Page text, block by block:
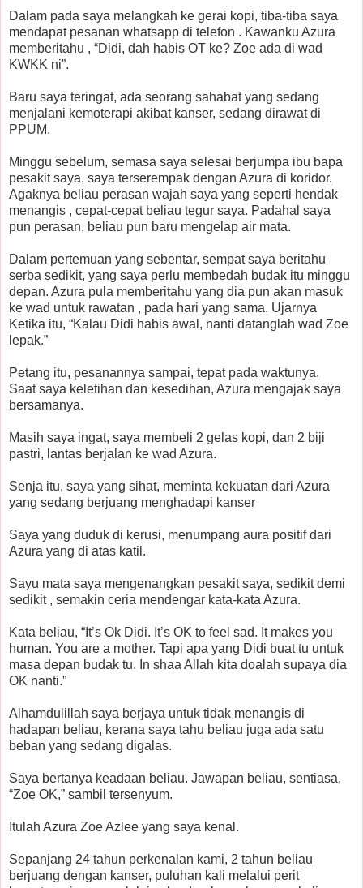
Dalam pada saya melangkah ke gerai kopi, tiba-tiba saya
mendapat pesanan whatsapp di telefon . Kawanku Azura
memberitahu , “Didi, dah habis OT ke? Zoe ada di wad
KWKK ni”.
Baru saya teringat, ada seorang sahabat yang sedang
menjalani kemoterapi akibat kanser, sedang dirawat di
PPUM.
Minggu sebelum, semasa saya selesai berjumpa ibu bapa
pesakit saya, saya terserempak dengan Azura di koridor.
Agaknya beliau perasan wajah saya yang seperti hendak
menangis , cepat-cepat beliau tegur saya. Padahal saya
pun perasan, beliau pun baru mengelap air mata.
Dalam pertemuan yang sebentar, sempat saya beritahu
serba sedikit, yang saya perlu membedah budak itu minggu
depan. Azura pula memberitahu yang dia pun akan masuk
ke wad untuk rawatan , pada hari yang sama. Ujarnya
Ketika itu, “Kalau Didi habis awal, nanti datanglah wad Zoe
lepak.”
Petang itu, pesanannya sampai, tepat pada waktunya.
Saat saya keletihan dan kesedihan, Azura mengajak saya
bersamanya.
Masih saya ingat, saya membeli 2 gelas kopi, dan 2 biji
pastri, lantas berjalan ke wad Azura.
Senja itu, saya yang sihat, meminta kekuatan dari Azura
yang sedang berjuang menghadapi kanser
Saya yang duduk di kerusi, menumpang aura positif dari
Azura yang di atas katil.
Sayu mata saya mengenangkan pesakit saya, sedikit demi
sedikit , semakin ceria mendengar kata-kata Azura.
Kata beliau, “It’s Ok Didi. It’s OK to feel sad. It makes you
human. You are a mother. Tapi apa yang Didi buat tu untuk
masa depan budak tu. In shaa Allah kita doalah supaya dia
OK nanti.”
Alhamdulillah saya berjaya untuk tidak menangis di
hadapan beliau, kerana saya tahu beliau juga ada satu
beban yang sedang digalas.
Saya bertanya keadaan beliau. Jawapan beliau, sentiasa,
“Zoe OK,” sambil tersenyum.
Itulah Azura Zoe Azlee yang saya kenal.
Sepanjang 24 tahun perkenalan kami, 2 tahun beliau
berjuang dengan kanser, puluhan kali melalui perit